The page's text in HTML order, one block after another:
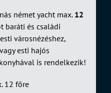
német yacht max. 12
baráti és családi
városnézéshez,
esti hajós
is rendelkezik!
12 főre